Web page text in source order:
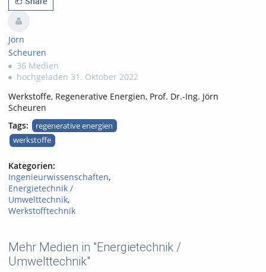
Jörn
Scheuren
36 Medien
hochgeladen 31. Oktober 2022
Werkstoffe, Regenerative Energien, Prof. Dr.-Ing. Jörn
Scheuren
Tags:
regenerative energien
werkstoffe
Kategorien:
Ingenieurwissenschaften,
Energietechnik /
Umwelttechnik,
Werkstofftechnik
Mehr Medien in "Energietechnik /
Umwelttechnik"